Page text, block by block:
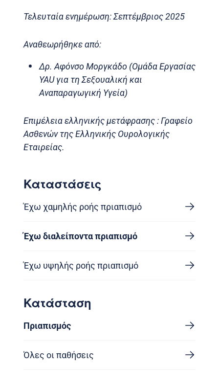
Τελευταία ενημέρωση: Σεπτέμβριος 2025
Αναθεωρήθηκε από:
Δρ. Αφόνσο Μοργκάδο (Ομάδα Εργασίας
YAU για τη Σεξουαλική και
Αναπαραγωγική Υγεία)
Επιμέλεια ελληνικής μετάφρασης : Γραφείο
Ασθενών της Ελληνικής Ουρολογικής
Εταιρείας.
Καταστάσεις
Έχω χαμηλής ροής πριαπισμό
Έχω διαλείποντα πριαπισμό
Έχω υψηλής ροής πριαπισμό
Κατάσταση
Πριαπισμός
Όλες οι παθήσεις